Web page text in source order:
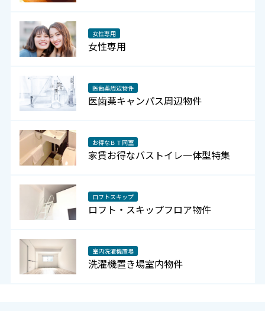
女性専用
女性専用
医歯薬周辺物件
医歯薬キャンパス周辺物件
お得なＢＴ同室
家賃お得なバストイレ一体型特集
ロフトスキップ
ロフト・スキップフロア物件
室内洗濯機置場
洗濯機置き場室内物件